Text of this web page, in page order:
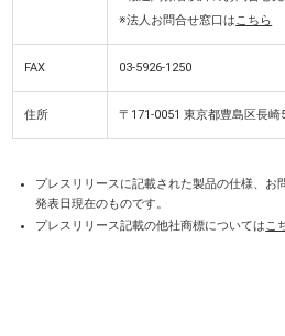
※法人お問合せ窓口はこちら
FAX 03-5926-1250
住所 〒171-0051 東京都豊島区長崎
プレスリリースに記載された製品の仕様、お
発表日現在のものです。
プレスリリース記載の他社商標についてはこ